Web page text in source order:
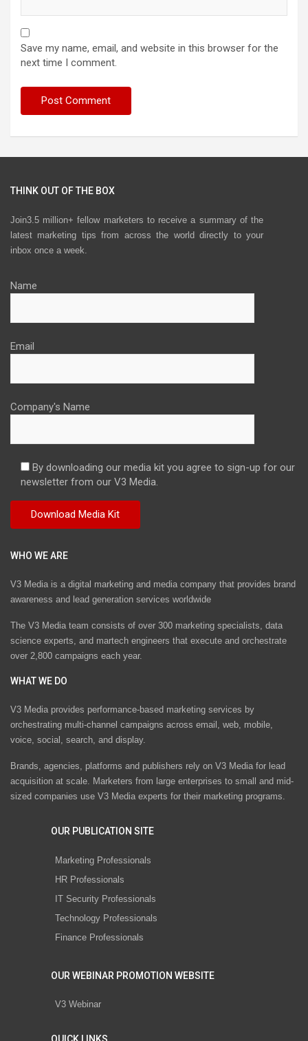
Save my name, email, and website in this browser for the
next time I comment.
THINK OUT OF THE BOX
Join3.5 million+ fellow marketers to receive a summary of the
latest marketing tips from across the world directly to your
inbox once a week.
Name
Email
Company's Name
By downloading our media kit you agree to sign-up for our
newsletter from our V3 Media.
WHO WE ARE
V3 Media is a digital marketing and media company that provides brand
awareness and lead generation services worldwide
The V3 Media team consists of over 300 marketing specialists, data
science experts, and martech engineers that execute and orchestrate
over 2,800 campaigns each year.
WHAT WE DO
V3 Media provides performance-based marketing services by
orchestrating multi-channel campaigns across email, web, mobile,
voice, social, search, and display.
Brands, agencies, platforms and publishers rely on V3 Media for lead
acquisition at scale. Marketers from large enterprises to small and mid-
sized companies use V3 Media experts for their marketing programs.
OUR PUBLICATION SITE
Marketing Professionals
HR Professionals
IT Security Professionals
Technology Professionals
Finance Professionals
OUR WEBINAR PROMOTION WEBSITE
V3 Webinar